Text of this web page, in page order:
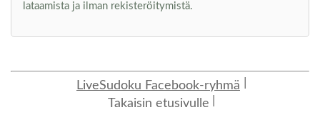
lataamista ja ilman rekisteröitymistä.
LiveSudoku Facebook-ryhmä
Takaisin etusivulle